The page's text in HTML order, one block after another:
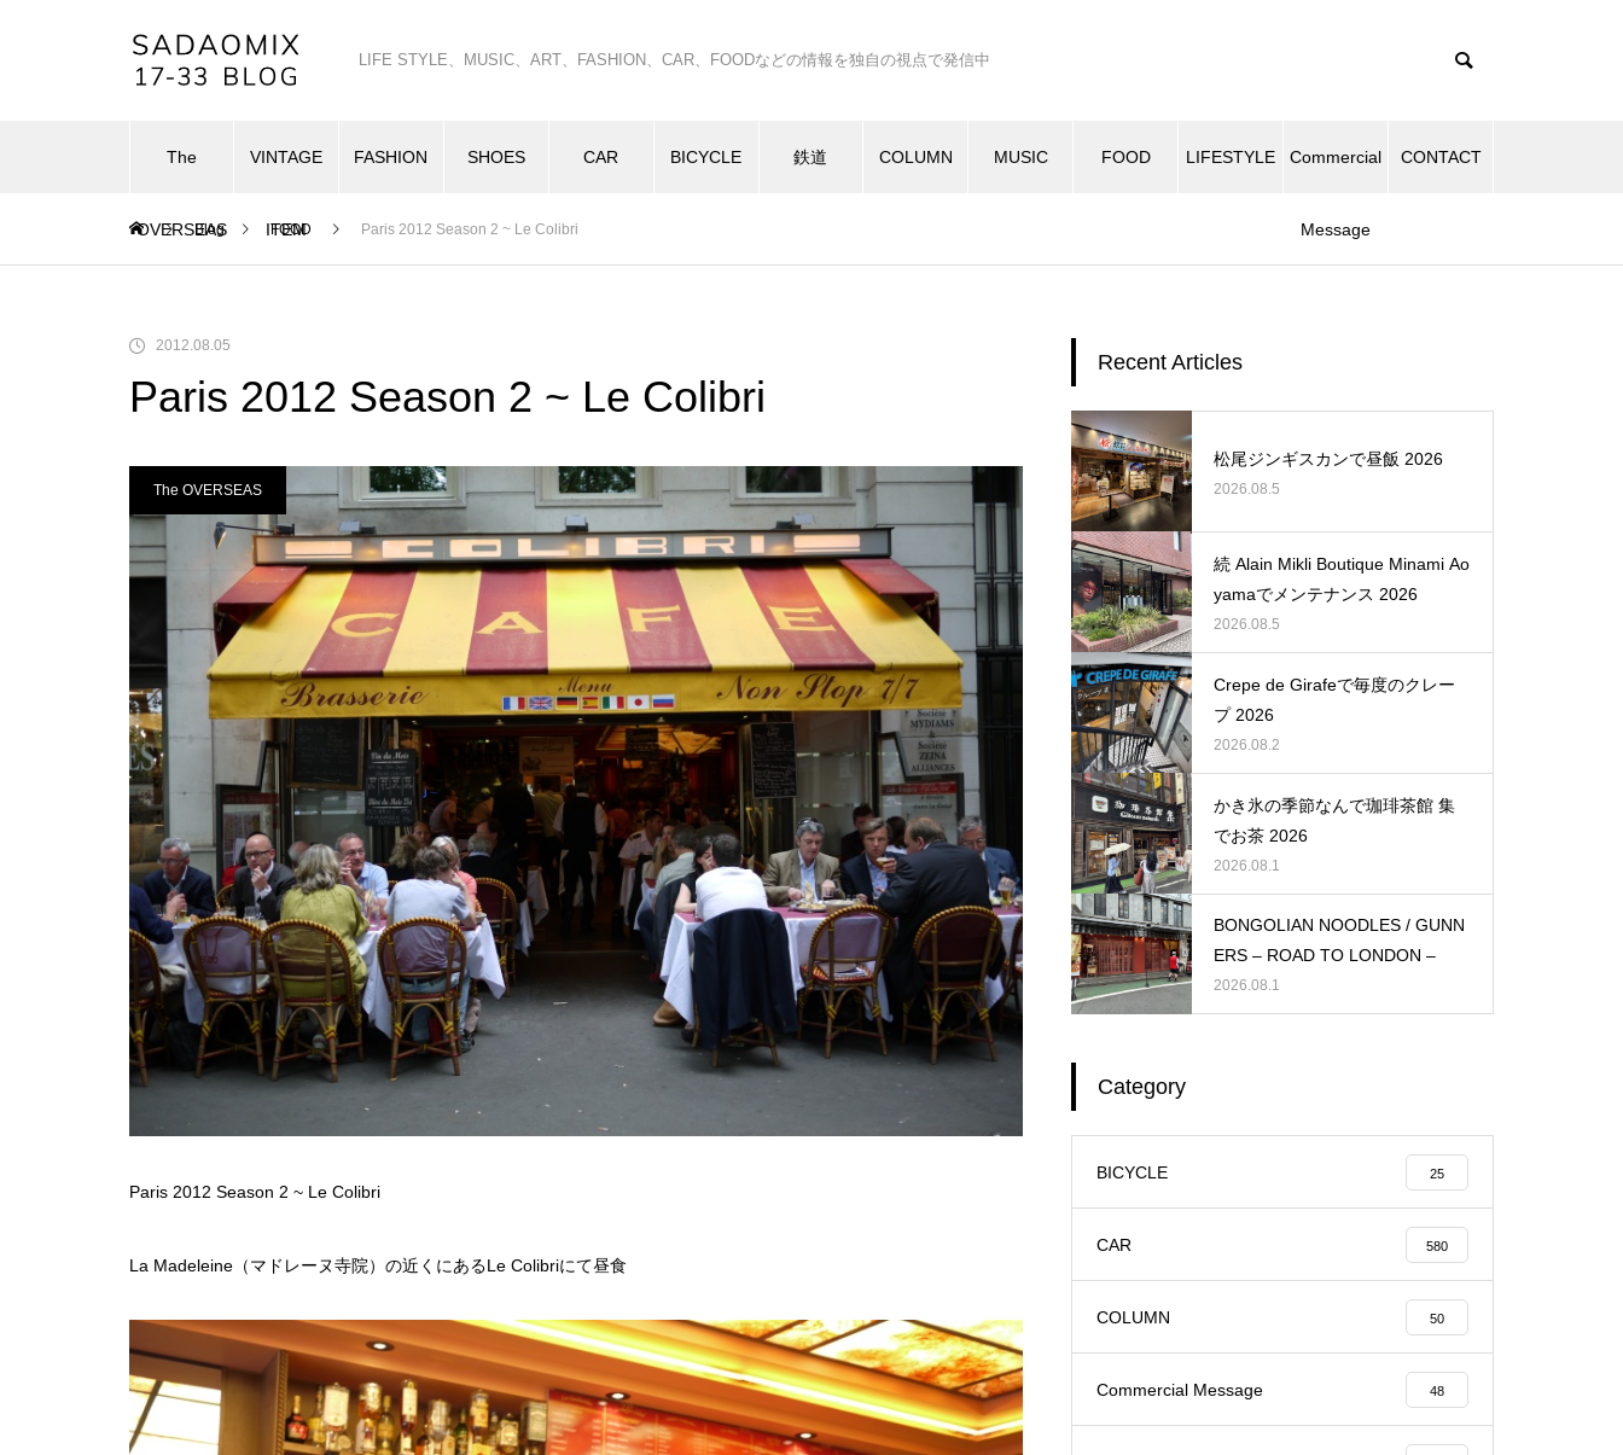
LIFE STYLE、MUSIC、ART、FASHION、CAR、FOODなどの情報を独自の視点で発信中
The
OVERSEAS
VINTAGE
ITEM
FASHION SHOES CAR BICYCLE 鉄道 COLUMN MUSIC FOOD LIFESTYLE Commercial
Message
CONTACT
Blog FOOD Paris 2012 Season 2 ~ Le Colibri
2012.08.05
Paris 2012 Season 2 ~ Le Colibri
The OVERSEAS
Paris 2012 Season 2 ~ Le Colibri
La Madeleine（マドレーヌ寺院）の近くにあるLe Colibriにて昼食
Recent Articles
松尾ジンギスカンで昼飯 2026
2026.08.5
続 Alain Mikli Boutique Minami Ao
yamaでメンテナンス 2026
2026.08.5
Crepe de Girafeで毎度のクレー
プ 2026
2026.08.2
かき氷の季節なんで珈琲茶館 集
でお茶 2026
2026.08.1
BONGOLIAN NOODLES / GUNN
ERS – ROAD TO LONDON –
2026.08.1
Category
BICYCLE 25
CAR 580
COLUMN 50
Commercial Message 48